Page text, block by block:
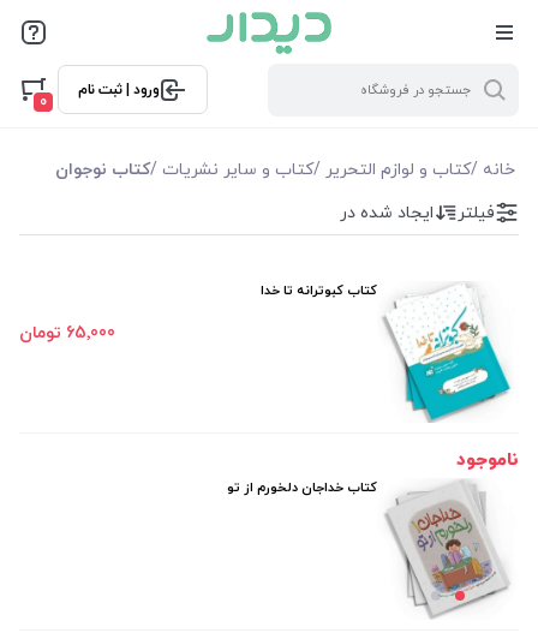
ورود | ثبت نام
0
خانه /کتاب و لوازم التحریر /كتاب و سایر نشریات /کتاب نوجوان
فیلترها
موجودی
نمایش همه محصولاتفیلتر ایجاد شده در
کتاب کبوترانه تا خدا
65٬000 تومان
ناموجود
کتاب خداجان دلخورم از تو